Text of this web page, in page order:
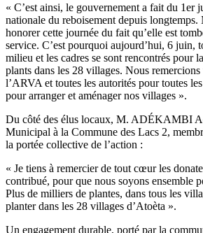
« C’est ainsi, le gouvernement a fait du 1er
nationale du reboisement depuis longtemps.
honorer cette journée du fait qu’elle est
service. C’est pourquoi aujourd’hui, 6 juin,
milieu et les cadres se sont rencontrés pour
plants dans les 28 villages. Nous remercions
l’ARVA et toutes les autorités pour toutes
pour arranger et aménager nos villages ».
Du côté des élus locaux, M. ADÉKAMBI
Municipal à la Commune des Lacs 2,
la portée collective de l’action :
« Je tiens à remercier de tout cœur les
contribué, pour que nous soyons ensemble
Plus de milliers de plantes, dans tous les
planter dans les 28 villages d’Atoèta ».
Un engagement durable, porté par la